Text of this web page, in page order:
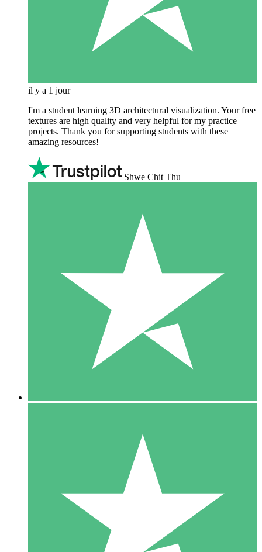
il y a 1 jour
I'm a student learning 3D architectural visualization. Your free
textures are high quality and very helpful for my practice
projects. Thank you for supporting students with these
amazing resources!
Shwe Chit Thu